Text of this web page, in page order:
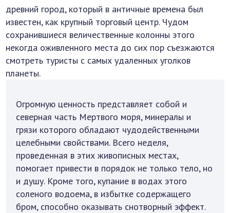
древний город, который в античные времена был
известен, как крупный торговый центр. Чудом
сохранившиеся величественные колонны этого
некогда оживленного места до сих пор съезжаются
смотреть туристы с самых удаленных уголков
планеты.
Огромную ценность представляет собой и
северная часть Мертвого моря, минералы и
грязи которого обладают чудодейственными
целебными свойствами. Всего неделя,
проведенная в этих живописных местах,
помогает привести в порядок не только тело, но
и душу. Кроме того, купание в водах этого
соленого водоема, в избытке содержащего
бром, способно оказывать снотворный эффект.